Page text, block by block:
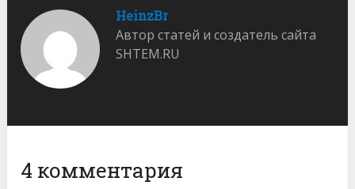
HeinzBr
Автор статей и создатель сайта
SHTEM.RU
4 комментария